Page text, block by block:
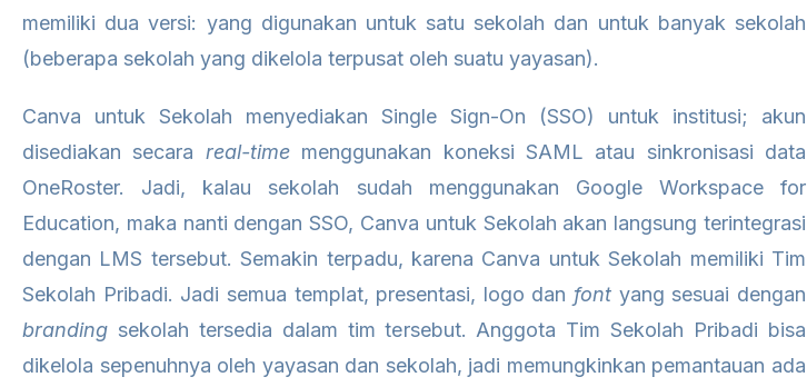
memiliki dua versi: yang digunakan untuk satu sekolah dan untuk banyak sekolah
(beberapa sekolah yang dikelola terpusat oleh suatu yayasan).
Canva untuk Sekolah menyediakan Single Sign-On (SSO) untuk institusi; akun
disediakan secara real-timemenggunakan koneksi SAML atau sinkronisasi data
OneRoster. Jadi, kalau sekolah sudah menggunakan Google Workspace for
Education, maka nanti dengan SSO, Canva untuk Sekolah akan langsung terintegrasi
dengan LMS tersebut. Semakin terpadu, karena Canva untuk Sekolah memiliki Tim
Sekolah Pribadi. Jadi semua templat, presentasi, logo dan font yang sesuai dengan
branding sekolah tersedia dalam tim tersebut. Anggota Tim Sekolah Pribadi bisa
dikelola sepenuhnya oleh yayasan dan sekolah, jadi memungkinkan pemantauan ada